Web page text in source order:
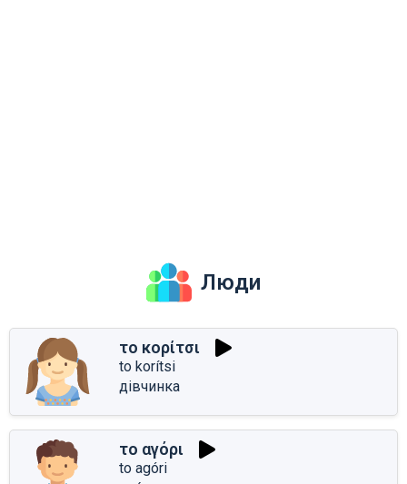
Люди
το κορίτσι
to korítsi
дівчинка
το αγόρι
to agóri